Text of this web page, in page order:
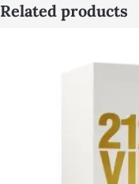
Related products